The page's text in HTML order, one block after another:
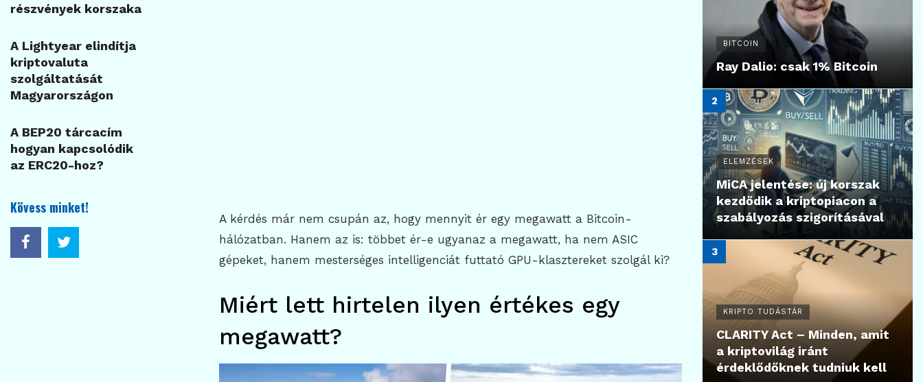
A kérdés már nem csupán az, hogy mennyit ér egy megawatt a Bitcoin-
hálózatban. Hanem az is: többet ér-e ugyanaz a megawatt, ha nem ASIC
gépeket, hanem mesterséges intelligenciát futtató GPU-klasztereket szolgál ki?
Miért lett hirtelen ilyen értékes egy
megawatt?
BITCOIN
Ray Dalio: csak 1% Bitcoin
ELEMZÉSEK
MiCA jelentése: új korszak
kezdődik a kriptopiacon a
szabályozás szigorításával
KRIPTO TUDÁSTÁR
CLARITY Act – Minden, amit
a kriptovilág iránt
érdeklődőknek tudniuk kell
részvények korszaka
A Lightyear elindítja
kriptovaluta
szolgáltatását
Magyarországon
A BEP20 tárcacím
hogyan kapcsolódik
az ERC20-hoz?
Kövess minket!